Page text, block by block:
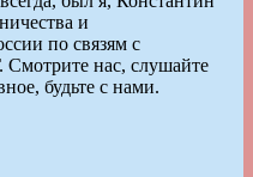
и
по связям с
Смотрите нас, слушайте
будьте с нами.